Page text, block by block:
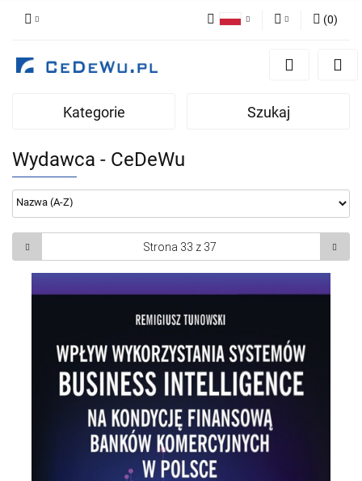
Zaloguj się
Dodaj zgłoszenie
(0)
Kategorie Szukaj
Wydawca - CeDeWu